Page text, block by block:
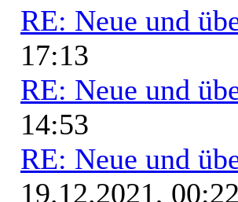
RE: Neue und
17:13
RE: Neue und
14:53
RE: Neue und
19.12.2021, 00:22